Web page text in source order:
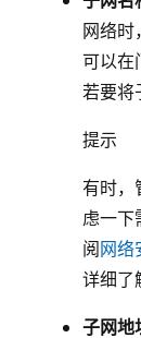
网络时
可以在
若要将
提示
有时，
虑一下
阅网络
详细了
子网地